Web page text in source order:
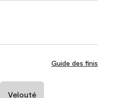
Guide des finis
Velouté